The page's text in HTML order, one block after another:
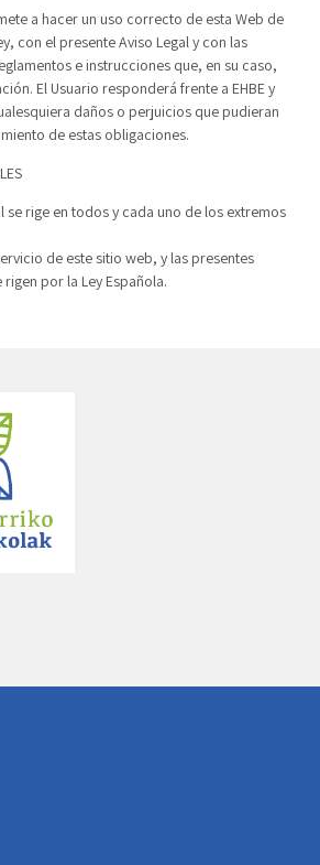
a hacer un uso correcto de esta Web de
con el presente Aviso Legal y con las
e instrucciones que, en su caso,
El Usuario responderá frente a EHBE y
daños o perjuicios que pudieran
de estas obligaciones.
se rige en todos y cada uno de los extremos
de este sitio web, y las presentes
por la Ley Española.